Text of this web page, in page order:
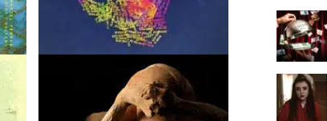
We Are All We Need